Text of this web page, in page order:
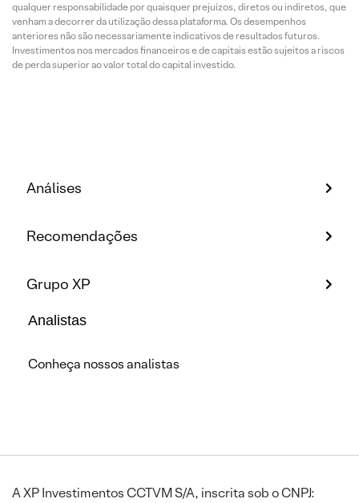
qualquer responsabilidade por quaisquer prejuízos, diretos ou indiretos, que
venham a decorrer da utilização dessa plataforma. Os desempenhos
anteriores não são necessariamente indicativos de resultados futuros.
Investimentos nos mercados financeiros e de capitais estão sujeitos a riscos
de perda superior ao valor total do capital investido.
Análises
Recomendações
Grupo XP
Analistas
Conheça nossos analistas
A XP Investimentos CCTVM S/A, inscrita sob o CNPJ: